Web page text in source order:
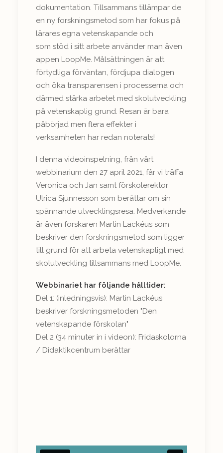
dokumentation. Tillsammans tillämpar de
en ny forskningsmetod som har fokus på
lärares egna vetenskapande och
som stöd i sitt arbete använder man även
appen LoopMe. Målsättningen är att
förtydliga förväntan, fördjupa dialogen
och öka transparensen i processerna och
därmed stärka arbetet med skolutveckling
på vetenskaplig grund. Resan är bara
påbörjad men flera effekter i
verksamheten har redan noterats!
I denna videoinspelning, från vårt
webbinarium den 27 april 2021, får vi träffa
Veronica och Jan samt förskolerektor
Ulrica Sjunnesson som berättar om sin
spännande utvecklingsresa. Medverkande
är även forskaren Martin Lackéus som
beskriver den forskningsmetod som ligger
till grund för att arbeta vetenskapligt med
skolutveckling tillsammans med LoopMe.
Webbinariet har följande hålltider:
Del 1: (inledningsvis): Martin Lackéus
beskriver forskningsmetoden "Den
vetenskapande förskolan"
Del 2 (34 minuter in i videon): Fridaskolorna
/ Didaktikcentrum berättar